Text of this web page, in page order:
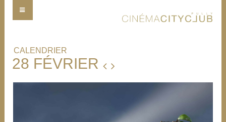
28 FÉVRIER
CALENDRIER